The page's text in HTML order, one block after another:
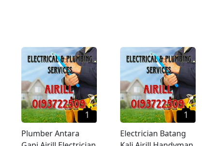
1
Plumber Antara
1
Electrician Batang